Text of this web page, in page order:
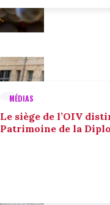
MÉDIAS
Le siège de l’OIV
Patrimoine de la